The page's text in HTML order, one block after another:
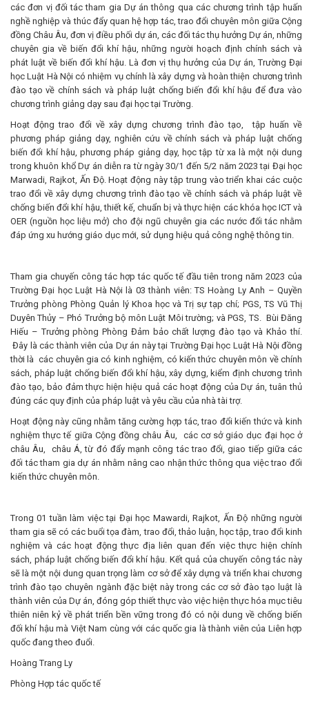
các đơn vị đối tác tham gia Dự án thông qua các chương trình tập huấn
nghề nghiệp và thúc đẩy quan hệ hợp tác, trao đổi chuyên môn giữa Cộng
đồng Châu Âu, đơn vị điều phối dự án, các đối tác thụ hưởng Dự án, những
chuyên gia về biến đổi khí hậu, những người hoạch định chính sách và
phát luật về biến đổi khí hậu. Là đơn vị thụ hưởng của Dự án, Trường Đại
học Luật Hà Nội có nhiệm vụ chính là xây dựng và hoàn thiện chương trình
đào tạo về chính sách và pháp luật chống biến đổi khí hậu để đưa vào
chương trình giảng dạy sau đại học tại Trường.
Hoạt động trao đổi về xây dựng chương trình đào tạo, tập huấn về
phương pháp giảng dạy, nghiên cứu về chính sách và pháp luật chống
biến đổi khí hậu, phương pháp giảng dạy, học tập từ xa là một nội dung
trong khuôn khổ Dự án diễn ra từ ngày 30/1 đến 5/2 năm 2023 tại Đại học
Marwadi, Rajkot, Ấn Độ. Hoạt động này tập trung vào triển khai các cuộc
trao đổi về xây dựng chương trình đào tạo về chính sách và pháp luật về
chống biến đổi khí hậu, thiết kế, chuẩn bị và thực hiện các khóa học ICT và
OER (nguồn học liệu mở) cho đội ngũ chuyên gia các nước đối tác nhằm
đáp ứng xu hướng giáo dục mới, sử dụng hiệu quả công nghệ thông tin.
Tham gia chuyến công tác hợp tác quốc tế đầu tiên trong năm 2023 của
Trường Đại học Luật Hà Nội là 03 thành viên: TS Hoàng Ly Anh – Quyền
Trưởng phòng Phòng Quản lý Khoa học và Trị sự tạp chí; PGS, TS Vũ Thị
Duyên Thủy – Phó Trưởng bộ môn Luật Môi trường; và PGS, TS. Bùi Đăng
Hiếu – Trưởng phòng Phòng Đảm bảo chất lượng đào tạo và Khảo thí.
Đây là các thành viên của Dự án này tại Trường Đại học Luật Hà Nội đồng
thời là các chuyên gia có kinh nghiệm, có kiến thức chuyên môn về chính
sách, pháp luật chống biến đổi khí hậu, xây dựng, kiểm định chương trình
đào tạo, bảo đảm thực hiện hiệu quả các hoạt động của Dự án, tuân thủ
đúng các quy định của pháp luật và yêu cầu của nhà tài trợ.
Hoạt động này cũng nhằm tăng cường hợp tác, trao đổi kiến thức và kinh
nghiệm thực tế giữa Cộng đồng châu Âu, các cơ sở giáo dục đại học ở
châu Âu, châu Á, từ đó đẩy mạnh công tác trao đổi, giao tiếp giữa các
đối tác tham gia dự án nhằm nâng cao nhận thức thông qua việc trao đổi
kiến thức chuyên môn.
Trong 01 tuần làm việc tại Đại học Mawardi, Rajkot, Ấn Độ những người
tham gia sẽ có các buổi tọa đàm, trao đổi, thảo luận, học tập, trao đổi kinh
nghiệm và các hoạt động thực địa liên quan đến việc thực hiện chính
sách, pháp luật chống biến đổi khí hậu. Kết quả của chuyến công tác này
sẽ là một nội dung quan trọng làm cơ sở để xây dựng và triển khai chương
trình đào tạo chuyên ngành đặc biệt này trong các cơ sở đào tạo luật là
thành viên của Dự án, đóng góp thiết thực vào việc hiện thực hóa mục tiêu
thiên niên kỷ về phát triển bền vững trong đó có nội dung về chống biến
đối khí hậu mà Việt Nam cùng với các quốc gia là thành viên của Liên hợp
quốc đang theo đuổi.
Hoàng Trang Ly
Phòng Hợp tác quốc tế